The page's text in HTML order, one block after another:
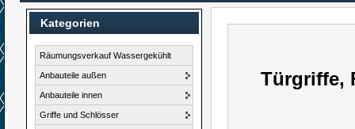
Kategorien
Räumungsverkauf Wassergekühlt
Anbauteile außen
Anbauteile innen
Griffe und Schlösser
Türgriffe,